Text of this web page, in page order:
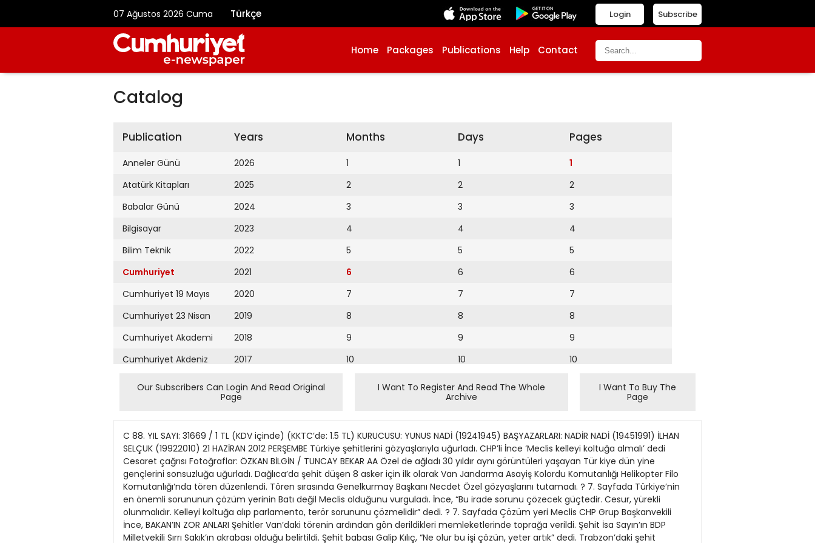
07 Ağustos 2026 Cuma Türkçe Subscribe
Login
Home Packages Publications Help Contact
Catalog
Publication
Anneler Günü
Atatürk Kitapları
Babalar Günü
Bilgisayar
Bilim Teknik
Cumhuriyet
Cumhuriyet 19 Mayıs
Cumhuriyet 23 Nisan
Cumhuriyet Akademi
Cumhuriyet Akdeniz
Cumhuriyet Alışveriş
Cumhuriyet Ankara
Cumhuriyet Büyük
Taaruz
Cumhuriyet
Cumartesi
Cumhuriyet Çevre
Years
2026
2025
2024
2023
2022
2021
2020
2019
2018
2017
2016
2015
2013
2012
2011
2010
2009
Months
1
2
3
4
5
6
7
8
9
10
Days
1
2
3
4
5
6
7
8
9
10
11
12
14
15
16
17
18
Pages
1
2
3
4
5
6
7
8
9
10
14
15
16
17
18
Our Subscribers Can Login And Read Original
Page
I Want To Register And Read The Whole
Archive
I Want To Buy The
Page
C 88. YIL SAYI: 31669 / 1 TL (KDV içinde) (KKTC’de: 1.5 TL) KURUCUSU: YUNUS NADİ (19241945) BAŞYAZARLARI: NADİR NADİ (19451991) İLHAN
SELÇUK (19922010) 21 HAZİRAN 2012 PERŞEMBE Türkiye şehitlerini gözyaşlarıyla uğurladı. CHP’li İnce ‘Meclis kelleyi koltuğa almalı’ dedi
Cesaret çağrısı Fotoğraflar: ÖZKAN BİLGİN / TUNCAY BEKAR AA Özel de ağladı 30 yıldır aynı görüntüleri yaşayan Tür kiye dün yine
gençlerini sonsuzluğa uğurladı. Dağlıca’da şehit düşen 8 asker için ilk olarak Van Jandarma Asayiş Kolordu Komutanlığı Helikopter Filo
Komutanlığı‘nda tören düzenlendi. Tören sırasında Genelkurmay Başkanı Necdet Özel gözyaşlarını tutamadı. ? 7. Sayfada Türkiye’nin
en önemli sorununun çözüm yerinin Batı değil Meclis olduğunu vurguladı. İnce, “Bu irade sorunu çözecek güçtedir. Cesur, yürekli
olunmalıdır. Kelleyi koltuğa alıp parlamento, terör sorununu çözmelidir” dedi. ? 7. Sayfada Çözüm yeri Meclis CHP Grup Başkanvekili
İnce, BAKAN’IN ZOR ANLARI Şehitler Van’daki törenin ardından gön derildikleri memleketlerinde toprağa verildi. Şehit İsa Sayın’ın BDP
Milletvekili Sırrı Sakık’ın akrabası olduğu belirtildi. Şehit babası Galip Kılıç, “Ne olur bu işi çözün, yeter artık” dedi. Trabzon’daki şehit